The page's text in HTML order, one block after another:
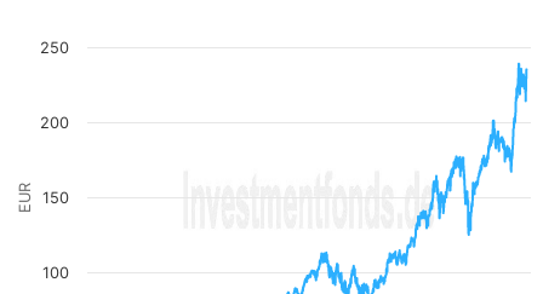
The chart has 1 Y axis displaying EUR. Data ranges from
EUR
100
150
200
250